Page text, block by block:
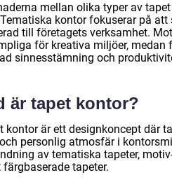
mellan olika typer av
kontor fokuserar på
till företagets verksamhet.
för kreativa miljöer, medan
sinnesstämning och
är tapet kontor?
kontor är ett designkoncept där
personlig atmosfär i
av tematiska tapeter,
tapeter.